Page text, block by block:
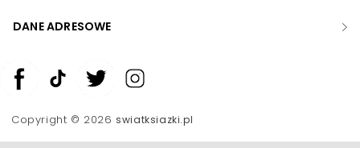
DANE ADRESOWE
Copyright © 2026swiatksiazki.pl
Zwiększ rozmiar czcionki